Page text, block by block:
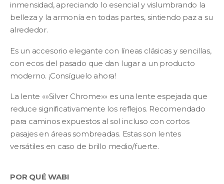
inmensidad, apreciando lo esencial y vislumbrando la
belleza y la armonía en todas partes, sintiendo paz a su
alrededor.
Es un accesorio elegante con líneas clásicas y sencillas,
con ecos del pasado que dan lugar a un producto
moderno. ¡Consíguelo ahora!
La lente «»Silver Chrome»» es una lente espejada que
reduce significativamente los reflejos. Recomendado
para caminos expuestos al sol incluso con cortos
pasajes en áreas sombreadas. Estas son lentes
versátiles en caso de brillo medio/fuerte.
POR QUÉ WABI